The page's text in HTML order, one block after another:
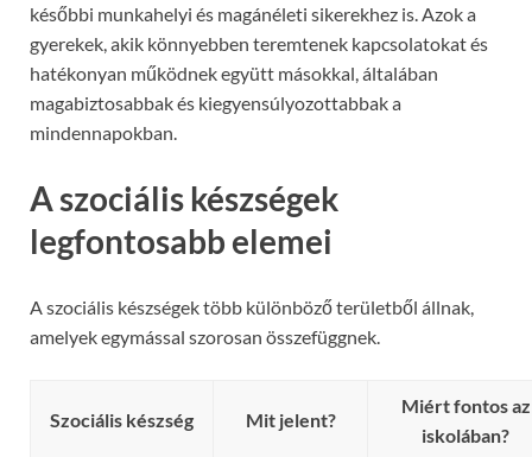
későbbi munkahelyi és magánéleti sikerekhez is. Azok a
gyerekek, akik könnyebben teremtenek kapcsolatokat és
hatékonyan működnek együtt másokkal, általában
magabiztosabbak és kiegyensúlyozottabbak a
mindennapokban.
A szociális készségek
legfontosabb elemei
A szociális készségek több különböző területből állnak,
amelyek egymással szorosan összefüggnek.
Szociális készség Mit jelent?
Miért fontos az
iskolában?